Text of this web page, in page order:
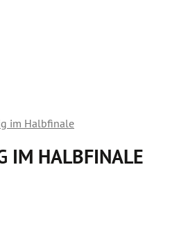
im Halbfinale
IM HALBFINALE